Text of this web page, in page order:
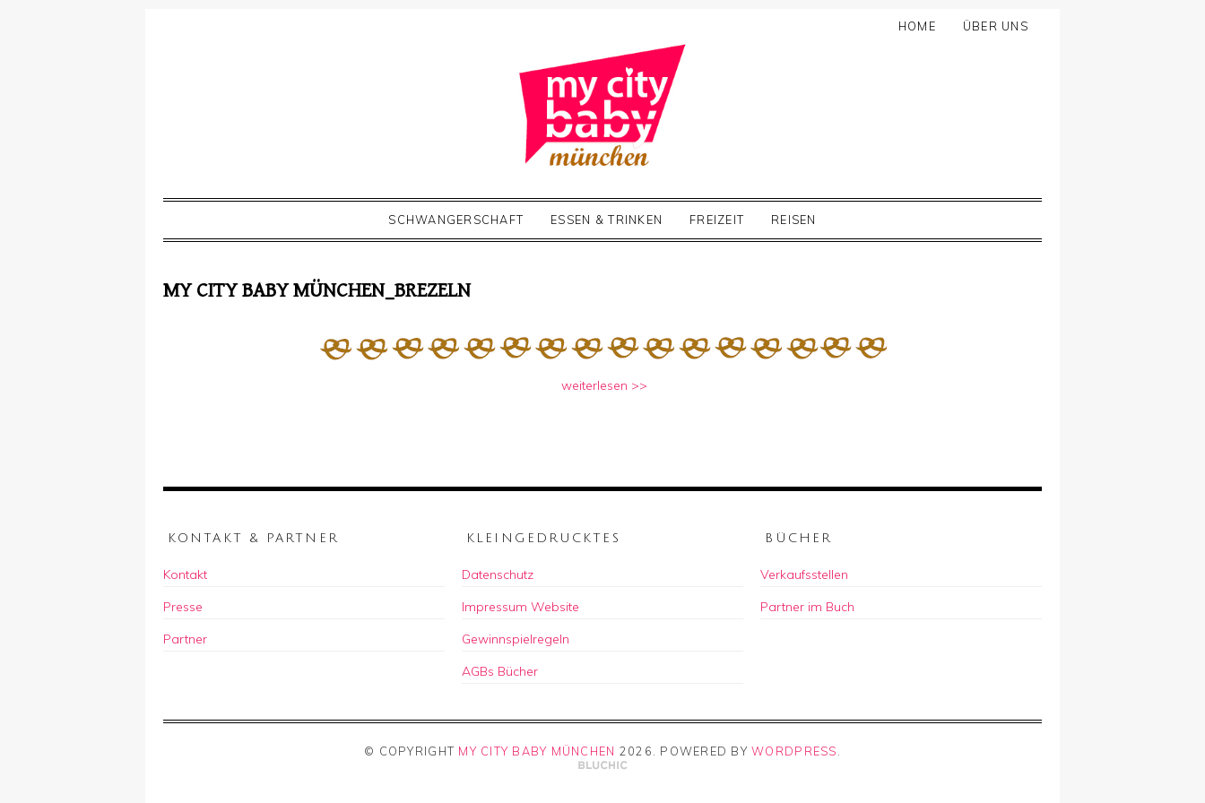
HOME ÜBER UNS
SCHWANGERSCHAFT ESSEN & TRINKEN FREIZEIT REISEN
MY CITY BABY MÜNCHEN_BREZELN
weiterlesen >>
KONTAKT & PARTNER
Kontakt
Presse
Partner
KLEINGEDRUCKTES
Datenschutz
Impressum Website
Gewinnspielregeln
AGBs Bücher
BÜCHER
Verkaufsstellen
Partner im Buch
© COPYRIGHT MY CITY BABY MÜNCHEN 2026 . POWERED BYWORDPRESS